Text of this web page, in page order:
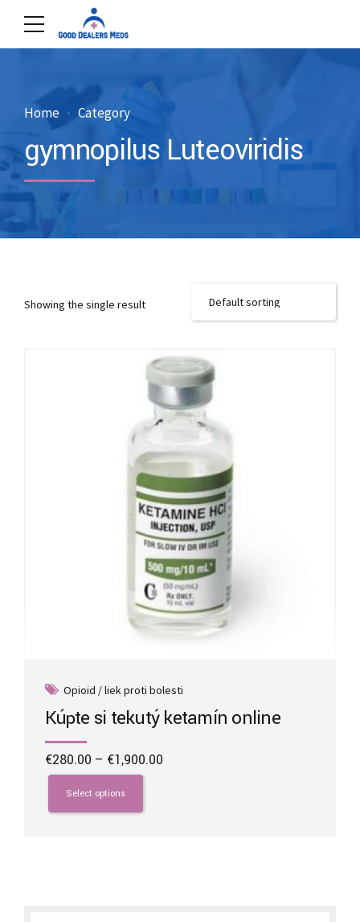
Home Category
gymnopilus Luteoviridis
Showing the single result
Opioid / liek proti bolesti
Kúpte si tekutý ketamín online
€280.00 – €1,900.00
Select options
This
product
has